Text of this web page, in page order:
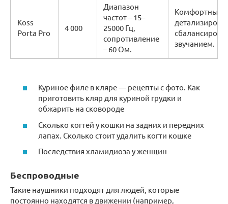
Koss
Porta Pro
4 000
Диапазон
частот – 15–
25000 Гц,
сопротивление
– 60 Ом.
Комфортные,
звучанием.
Куриное филе в кляре — рецепты с фото. Как
приготовить кляр для куриной грудки и
обжарить на сковороде
Сколько когтей у кошки на задних и передних
лапах. Сколько стоит удалить когти кошке
Последствия хламидиоза у женщин
Беспроводные
Такие наушники подходят для людей, которые
постоянно находятся в движении (например,